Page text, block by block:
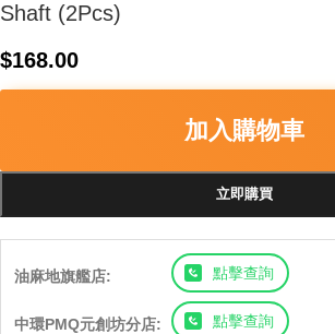
Shaft (2Pcs)
$168.00
加入購物車
立即購買
油麻地旗艦店: 點擊查詢
中環PMQ元創坊分店: 點擊查詢